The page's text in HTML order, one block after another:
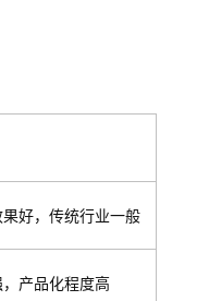
好，传统行业一般
产品化程度高